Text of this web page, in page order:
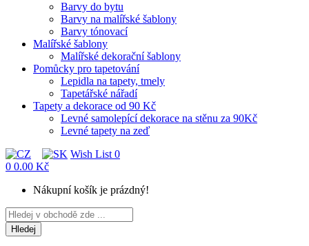
Barvy do bytu
Barvy na malířské šablony
Barvy tónovací
Malířské šablony
Malířské dekorační šablony
Pomůcky pro tapetování
Lepidla na tapety, tmely
Tapetářské nářadí
Tapety a dekorace od 90 Kč
Levné samolepící dekorace na stěnu za 90Kč
Levné tapety na zeď
Wish List 0
0 0.00 Kč
Nákupní košík je prázdný!
Hledej